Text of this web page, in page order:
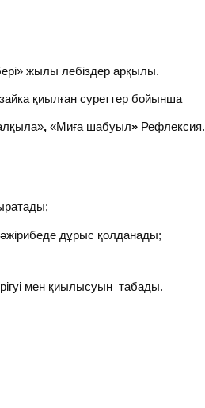
жылы лебіздер арқылы.
қиылған суреттер бойынша
,«Миға шабуыл» Рефлексия.
дұрыс қолданады;
мен қиылысуын табады.